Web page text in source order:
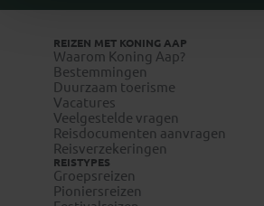
REIZEN MET KONING AAP
Waarom Koning Aap?
Bestemmingen
Duurzaam toerisme
Vacatures
Veelgestelde vragen
Reisdocumenten aanvragen
Reisverzekeringen
REISTYPES
Groepsreizen
Pioniersreizen